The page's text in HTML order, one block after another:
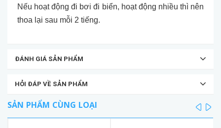
Nếu hoạt động đi bơi đi biển, hoạt động nhiều thì nên
thoa lại sau mỗi 2 tiếng.
ĐÁNH GIÁ SẢN PHẨM
HỎI ĐÁP VỀ SẢN PHẨM
SẢN PHẨM CÙNG LOẠI prev